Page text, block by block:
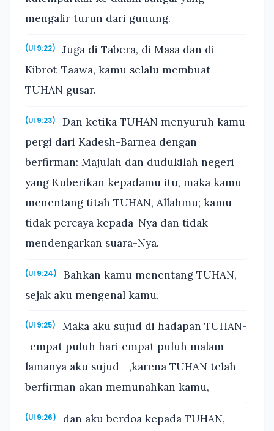
mengalir turun dari gunung.
(Ul 9:22)
Juga di Tabera, di Masa dan di
Kibrot-Taawa, kamu selalu membuat
TUHAN gusar.
(Ul 9:23)
Dan ketika TUHAN menyuruh kamu
pergi dari Kadesh-Barnea dengan
berfirman: Majulah dan dudukilah negeri
yang Kuberikan kepadamu itu, maka kamu
menentang titah TUHAN, Allahmu; kamu
tidak percaya kepada-Nya dan tidak
mendengarkan suara-Nya.
(Ul 9:24)
Bahkan kamu menentang TUHAN,
sejak aku mengenal kamu.
(Ul 9:25)
Maka aku sujud di hadapan TUHAN-
-empat puluh hari empat puluh malam
lamanya aku sujud--,karena TUHAN telah
berfirman akan memunahkan kamu,
(Ul 9:26)
dan aku berdoa kepada TUHAN,